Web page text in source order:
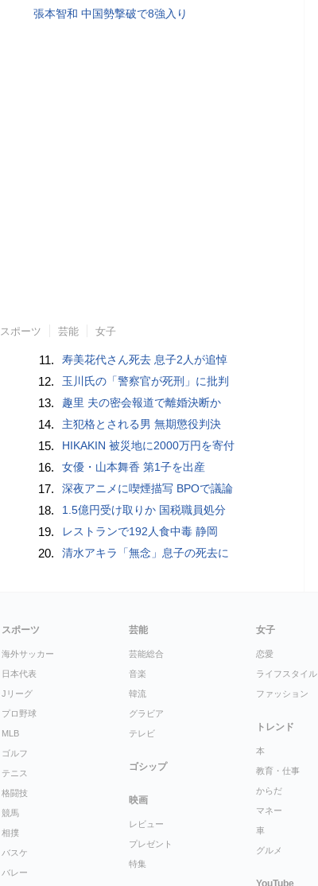
張本智和 中国勢撃破で8強入り
スポーツ 芸能 女子
11. 寿美花代さん死去 息子2人が追悼
12. 玉川氏の「警察官が死刑」に批判
13. 趣里 夫の密会報道で離婚決断か
14. 主犯格とされる男 無期懲役判決
15. HIKAKIN 被災地に2000万円を寄付
16. 女優・山本舞香 第1子を出産
17. 深夜アニメに喫煙描写 BPOで議論
18. 1.5億円受け取りか 国税職員処分
19. レストランで192人食中毒 静岡
20. 清水アキラ「無念」息子の死去に
スポーツ
海外サッカー
日本代表
Jリーグ
プロ野球
MLB
ゴルフ
テニス
格闘技
競馬
相撲
バスケ
バレー
芸能
芸能総合
音楽
韓流
グラビア
テレビ
ゴシップ
映画
レビュー
プレゼント
特集
女子
恋愛
ライフスタイル
ファッション
トレンド
本
教育・仕事
からだ
マネー
車
グルメ
YouTube